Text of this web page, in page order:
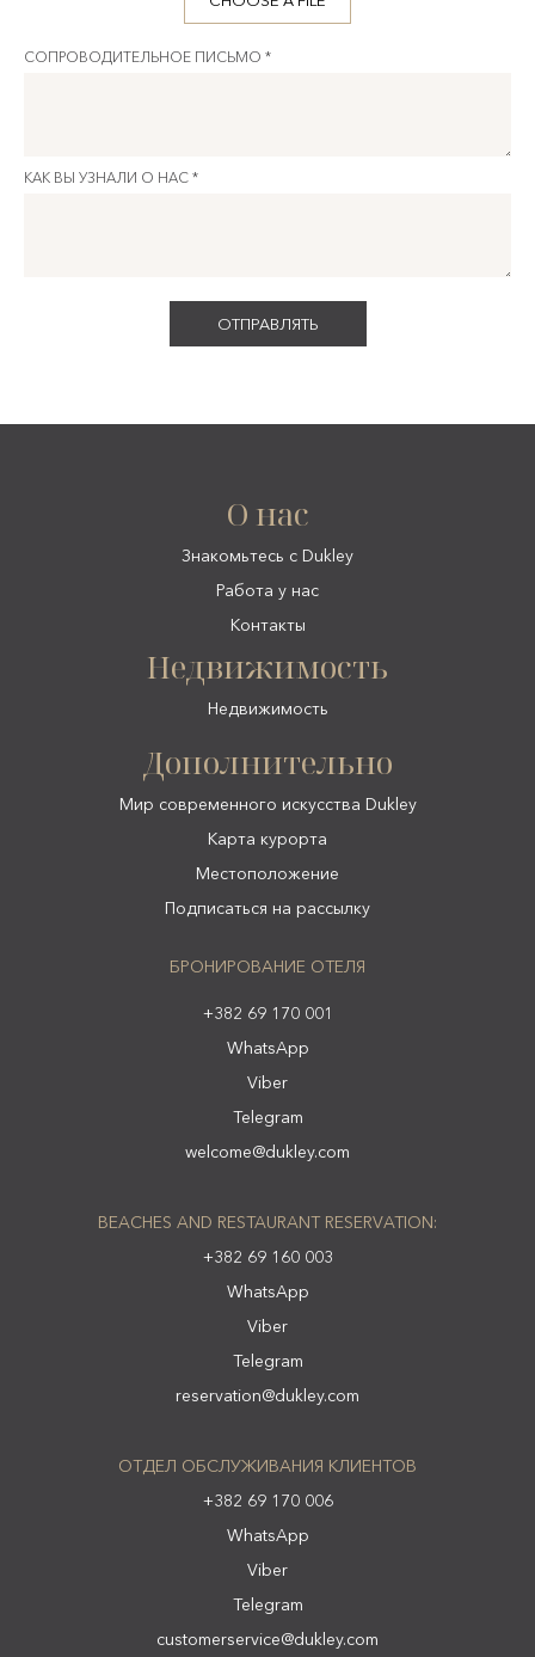
СОПРОВОДИТЕЛЬНОЕ ПИСЬМО *
КАК ВЫ УЗНАЛИ О НАС *
О нас
Знакомьтесь с Dukley
Работа у нас
Контакты
Недвижимость
Недвижимость
Дополнительно
Мир современного искусства Dukley
Карта курорта
Местоположение
Подписаться на рассылку
БРОНИРОВАНИЕ ОТЕЛЯ
+382 69 170 001
WhatsApp
Viber
Telegram
welcome@dukley.com
BEACHES AND RESTAURANT RESERVATION:
+382 69 160 003
WhatsApp
Viber
Telegram
reservation@dukley.com
ОТДЕЛ ОБСЛУЖИВАНИЯ КЛИЕНТОВ
+382 69 170 006
WhatsApp
Viber
Telegram
customerservice@dukley.com